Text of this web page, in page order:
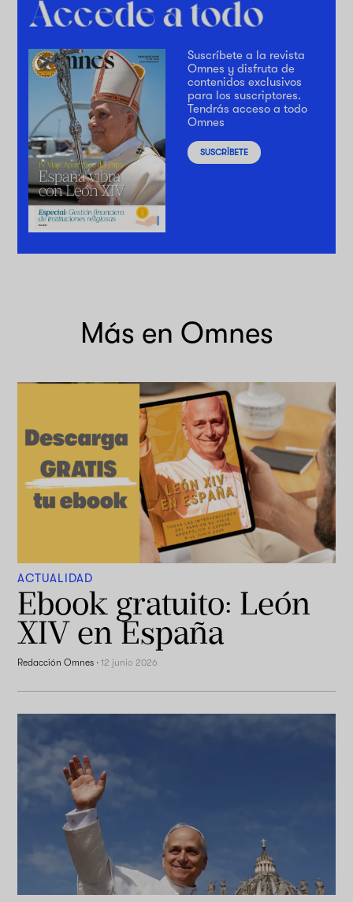
Suscríbete a la revista
Omnes y disfruta de
contenidos exclusivos
para los suscriptores.
Tendrás acceso a todo
Omnes
SUSCRÍBETE
Más en Omnes
ACTUALIDAD
Ebook gratuito: León
XIV en España
Redacción Omnes ·12 junio 2026